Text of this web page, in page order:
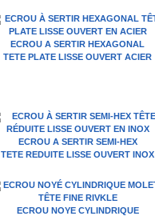
ECROU A SERTIR HEXAGONAL
TETE PLATE LISSE OUVERT ACIER
ECROU A SERTIR SEMI-HEX
TETE REDUITE LISSE OUVERT INOX
ECROU NOYE CYLINDRIQUE